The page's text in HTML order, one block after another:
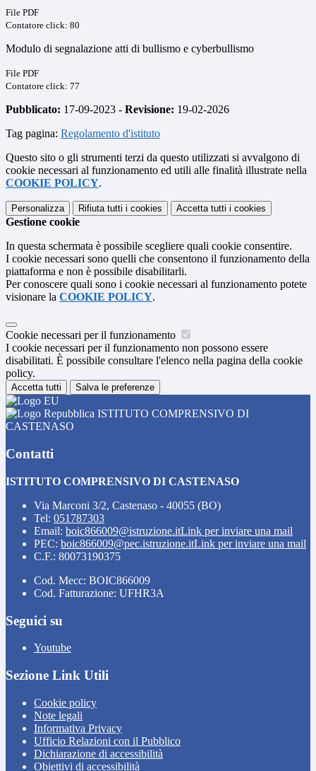
File PDF
Contatore click: 80
Modulo di segnalazione atti di bullismo e cyberbullismo
File PDF
Contatore click: 77
Pubblicato: 17-09-2023 - Revisione: 19-02-2026
Tag pagina: Regolamento d'istituto
Questo sito o gli strumenti terzi da questo utilizzati si avvalgono di
cookie necessari al funzionamento ed utili alle finalità illustrate nella
COOKIE POLICY.
Personalizza Rifiuta tutti i cookies Accetta tutti i cookies
Gestione cookie
In questa schermata è possibile scegliere quali cookie consentire.
I cookie necessari sono quelli che consentono il funzionamento della
piattaforma e non è possibile disabilitarli.
Per conoscere quali sono i cookie necessari al funzionamento potete
visionare la COOKIE POLICY.
Cookie necessari per il funzionamento
I cookie necessari per il funzionamento non possono essere
disabilitati. È possibile consultare l'elenco nella pagina della cookie
policy.
Accetta tutti Salva le preferenze
ISTITUTO COMPRENSIVO DI
CASTENASO
Contatti
ISTITUTO COMPRENSIVO DI CASTENASO
Via Marconi 3/2, Castenaso - 40055 (BO)
Tel: 051787303
Email: boic866009@istruzione.itLink per inviare una mail
PEC: boic866009@pec.istruzione.itLink per inviare una mail
C.F.: 80073190375
Cod. Mecc: BOIC866009
Cod. Fatturazione: UFHR3A
Seguici su
Youtube
Sezione Link Utili
Cookie policy
Note legali
Informativa Privacy
Ufficio Relazioni con il Pubblico
Dichiarazione di accessibilità
Obiettivi di accessibilità